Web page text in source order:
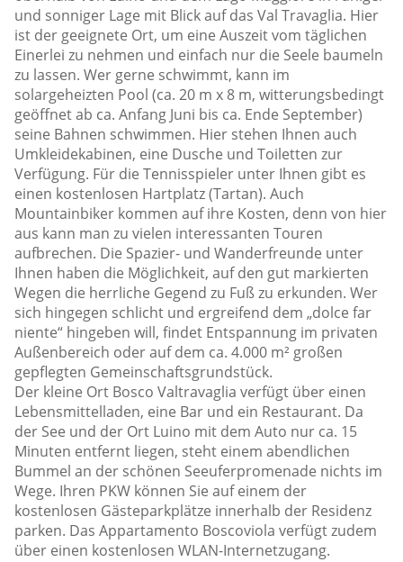
und sonniger Lage mit Blick auf das Val Travaglia. Hier
ist der geeignete Ort, um eine Auszeit vom täglichen
Einerlei zu nehmen und einfach nur die Seele baumeln
zu lassen. Wer gerne schwimmt, kann im
solargeheizten Pool (ca. 20 m x 8 m, witterungsbedingt
geöffnet ab ca. Anfang Juni bis ca. Ende September)
seine Bahnen schwimmen. Hier stehen Ihnen auch
Umkleidekabinen, eine Dusche und Toiletten zur
Verfügung. Für die Tennisspieler unter Ihnen gibt es
einen kostenlosen Hartplatz (Tartan). Auch
Mountainbiker kommen auf ihre Kosten, denn von hier
aus kann man zu vielen interessanten Touren
aufbrechen. Die Spazier- und Wanderfreunde unter
Ihnen haben die Möglichkeit, auf den gut markierten
Wegen die herrliche Gegend zu Fuß zu erkunden. Wer
sich hingegen schlicht und ergreifend dem „dolce far
niente“ hingeben will, findet Entspannung im privaten
Außenbereich oder auf dem ca. 4.000 m² großen
gepflegten Gemeinschaftsgrundstück.
Der kleine Ort Bosco Valtravaglia verfügt über einen
Lebensmittelladen, eine Bar und ein Restaurant. Da
der See und der Ort Luino mit dem Auto nur ca. 15
Minuten entfernt liegen, steht einem abendlichen
Bummel an der schönen Seeuferpromenade nichts im
Wege. Ihren PKW können Sie auf einem der
kostenlosen Gästeparkplätze innerhalb der Residenz
parken. Das Appartamento Boscoviola verfügt zudem
über einen kostenlosen WLAN-Internetzugang.